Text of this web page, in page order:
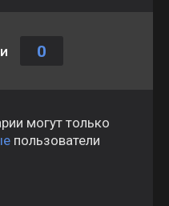
0
могут только
пользователи